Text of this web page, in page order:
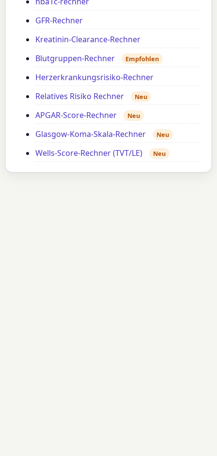
GFR-Rechner
Kreatinin-Clearance-Rechner
Blutgruppen-Rechner
Empfohlen
Herzerkrankungsrisiko-Rechner
Relatives Risiko Rechner
Neu
APGAR-Score-Rechner Neu
Glasgow-Koma-Skala-Rechner Neu
Wells-Score-Rechner (TVT/LE) Neu